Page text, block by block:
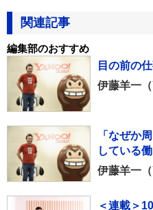
関連記事
編集部のおすすめ
目の前の
伊藤羊一
「なぜか
している
伊藤羊一
＜連載＞